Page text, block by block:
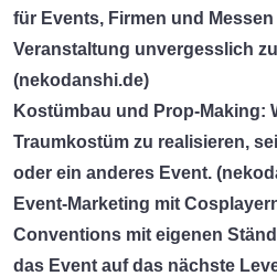
für Events, Firmen und
Veranstaltung unvergesslich
(nekodanshi.de)
Kostümbau und Prop-Making:
Traumkostüm zu realisieren,
oder ein anderes Event. (
Event-Marketing mit
Conventions mit eigenen
das Event auf das nächste